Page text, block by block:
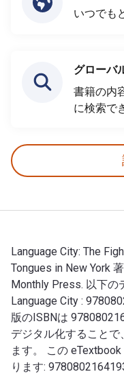
いつでも
グローバ
書籍の内
に検索で
Language City: The
Tongues in New York
Monthly Press. 以下の
Language City :
版のISBNは
デジタル化することで
ます。 この
ります: